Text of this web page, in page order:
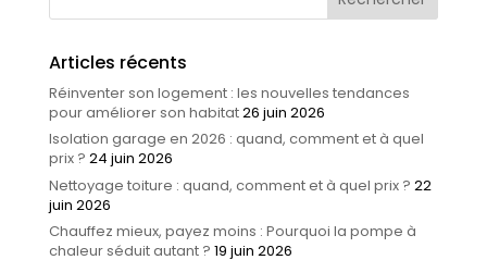
Articles récents
Réinventer son logement : les nouvelles tendances
pour améliorer son habitat26 juin 2026
Isolation garage en 2026 : quand, comment et à quel
prix ? 24 juin 2026
Nettoyage toiture : quand, comment et à quel prix ? 22
juin 2026
Chauffez mieux, payez moins : Pourquoi la pompe à
chaleur séduit autant ? 19 juin 2026